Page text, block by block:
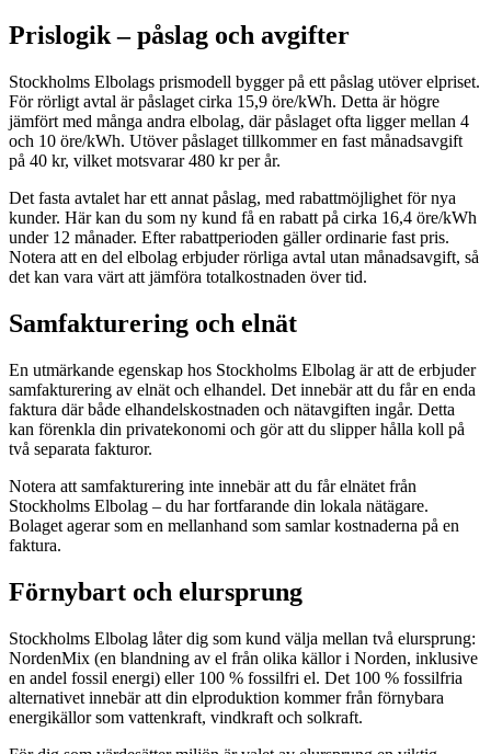
Prislogik – påslag och avgifter
Stockholms Elbolags prismodell bygger på ett påslag utöver elpriset.
För rörligt avtal är påslaget cirka 15,9 öre/kWh. Detta är högre
jämfört med många andra elbolag, där påslaget ofta ligger mellan 4
och 10 öre/kWh. Utöver påslaget tillkommer en fast månadsavgift
på 40 kr, vilket motsvarar 480 kr per år.
Det fasta avtalet har ett annat påslag, med rabattmöjlighet för nya
kunder. Här kan du som ny kund få en rabatt på cirka 16,4 öre/kWh
under 12 månader. Efter rabattperioden gäller ordinarie fast pris.
Notera att en del elbolag erbjuder rörliga avtal utan månadsavgift, så
det kan vara värt att jämföra totalkostnaden över tid.
Samfakturering och elnät
En utmärkande egenskap hos Stockholms Elbolag är att de erbjuder
samfakturering av elnät och elhandel. Det innebär att du får en enda
faktura där både elhandelskostnaden och nätavgiften ingår. Detta
kan förenkla din privatekonomi och gör att du slipper hålla koll på
två separata fakturor.
Notera att samfakturering inte innebär att du får elnätet från
Stockholms Elbolag – du har fortfarande din lokala nätägare.
Bolaget agerar som en mellanhand som samlar kostnaderna på en
faktura.
Förnybart och elursprung
Stockholms Elbolag låter dig som kund välja mellan två elursprung:
NordenMix (en blandning av el från olika källor i Norden, inklusive
en andel fossil energi) eller 100 % fossilfri el. Det 100 % fossilfria
alternativet innebär att din elproduktion kommer från förnybara
energikällor som vattenkraft, vindkraft och solkraft.